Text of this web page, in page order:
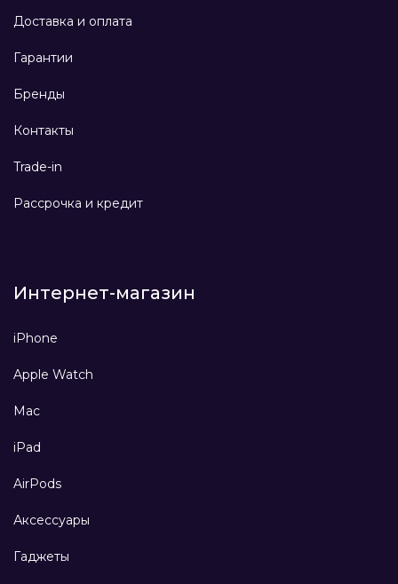
Доставка и оплата
Гарантии
Бренды
Контакты
Trade-in
Рассрочка и кредит
Интернет-магазин
iPhone
Apple Watch
Mac
iPad
AirPods
Аксессуары
Гаджеты